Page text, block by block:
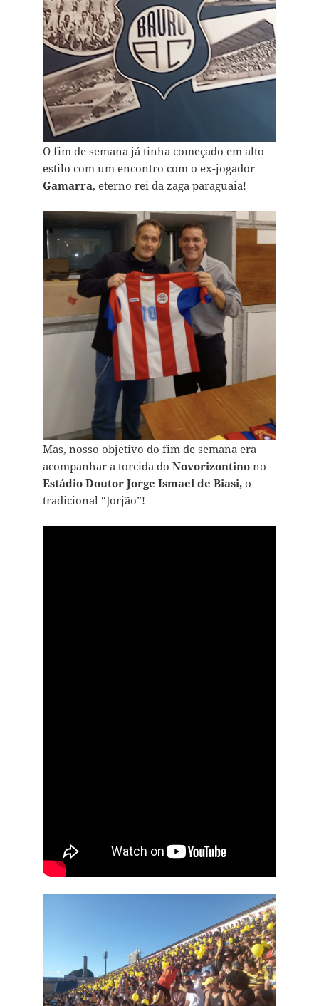
O fim de semana já tinha começado em alto
estilo com um encontro com o ex-jogador
Gamarra, eterno rei da zaga paraguaia!
Mas, nosso objetivo do fim de semana era
acompanhar a torcida do Novorizontinono
Estádio Doutor Jorge Ismael de Biasi, o
tradicional “Jorjão”!